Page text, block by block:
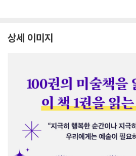
상세 이미지